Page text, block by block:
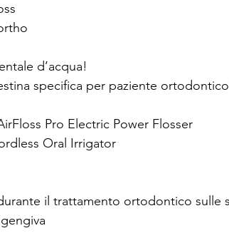
d’acqua!
specifica per paziente
Pro Electric Power Flosser
Oral Irrigator
il trattamento ortodontico sulle